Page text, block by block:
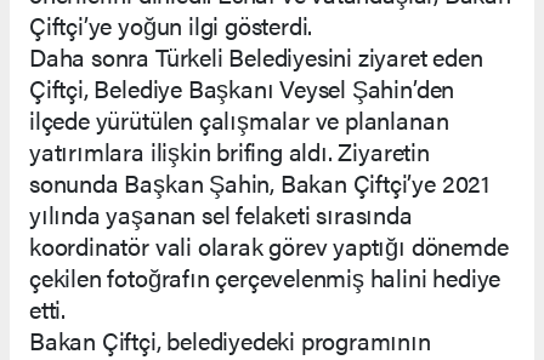
Çiftçi’ye yoğun ilgi gösterdi.
Daha sonra Türkeli Belediyesini ziyaret eden
Çiftçi, Belediye Başkanı Veysel Şahin’den
ilçede yürütülen çalışmalar ve planlanan
yatırımlara ilişkin brifing aldı. Ziyaretin
sonunda Başkan Şahin, Bakan Çiftçi’ye 2021
yılında yaşanan sel felaketi sırasında
koordinatör vali olarak görev yaptığı dönemde
çekilen fotoğrafın çerçevelenmiş halini hediye
etti.
Bakan Çiftçi, belediyedeki programının